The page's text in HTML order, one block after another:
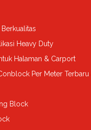
Heavy Duty
Halaman & Carport
Per Meter Terbaru
Block